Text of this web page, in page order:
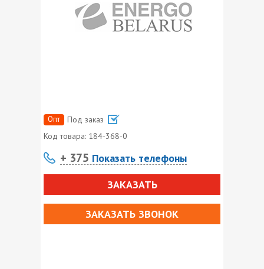
Опт
Под заказ
Код товара: 184-368-0
+ 375 Показать телефоны
ЗАКАЗАТЬ
ЗАКАЗАТЬ ЗВОНОК